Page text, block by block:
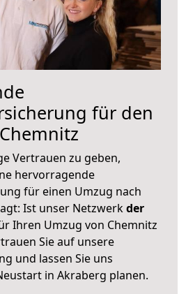
für den
Vertrauen zu geben,
hervorragende
für einen Umzug nach
Ist unser Netzwerkder
Ihren Umzug von Chemnitz
Sie auf unsere
und lassen Sie uns
in Akraberg planen.